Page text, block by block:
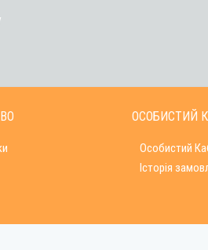
ОСОБИСТИЙ
Особистий
Історія